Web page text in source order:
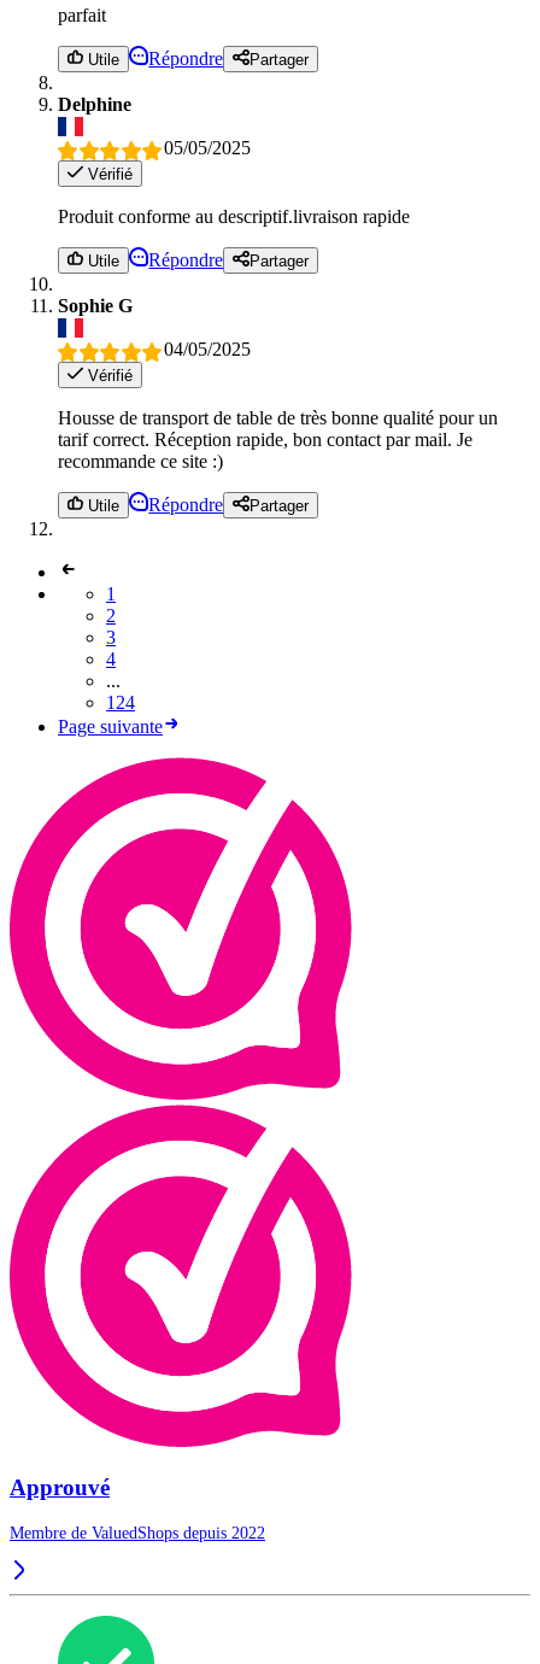
parfait
Utile Répondre Partager
Delphine
05/05/2025
Vérifié
Produit conforme au descriptif.livraison rapide
Utile Répondre Partager
Sophie G
04/05/2025
Vérifié
Housse de transport de table de très bonne qualité pour un
tarif correct. Réception rapide, bon contact par mail. Je
recommande ce site :)
Utile Répondre Partager
1
2
3
4
...
124
Page suivante
Approuvé
Membre de ValuedShops depuis 2022